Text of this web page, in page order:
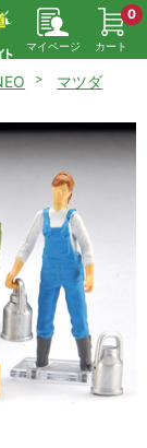
マイページ カート
0
マツダ